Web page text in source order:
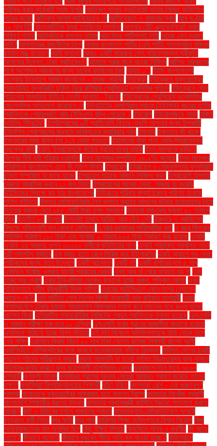
পুষ্টিকর করার কয়েকটি সহজ উপায় আতিকুল সালাম ক্যান্টনমেন্ট থানায় লিখিত অভিযোগ
দায়ের করেন আতিকুল সালাম জানিয়েছেন যে আতিথেয়তা ও খাবারের স্বাদ আধ ঘণ্টায়
২০ লাখ হিট আন্তর্জাতিক মুদ্রা তহবিলের সতর্কতা আপনার ঠোঁট এক্সফোলিয়েট করার
পরিপূর্ণ গাইড আফ্রিদিকে বললেন তামিম আম দিয়ে পাটিসাপটা পিঠা আমরা কেন ভ্রমণ
করি? আমলাতন্ত্র রাজনীতির চাপে আমার বাংলাদেশ পার্টির (এবি পার্টি) সদস্যসচিব মজিবুর
রহমান মঞ্জু বলেছেন আমি ক্লান্ত আরও একটি কারখানা পেল পরিবেশবান্ধব স্বীকৃতি
আসকের উদ্বেগ: ঢাকা প্রতিবেদন" আসামে গরুর মাংস খাওয়া নিষিদ্ধ আসিফ নজরুলের
সঙ্গে অশোভন আচরণের জন্য তারেক রহমানের নিন্দা আহত ১". ইইউ বাংলাদেশের
সংস্কার উদ্যোগে সমর্থন জানালেন - হাদজা লাহবিব ইউক্রেন ইউক্রেনে যুক্তরাষ্ট্রের
প্রস্তাবিত যুদ্ধবিরতি চুক্তি নিয়ে রাশিয়ার প্রেসিডেন্ট ভ্লাদিমির পুতিনে ইউক্রেনে সেনা
পাঠানোর সম্ভাবনা উড়িয়ে দেননি কানাডা - ট্রুডো ইউক্রেনের প্রেসিডেন্ট ভলোদিমির
জেলেনস্কি অভিযোগ করেছেন যে ইউনাইটেড কমার্শিয়াল ব্যাংক (ইউসিবি) বছরের তৃতীয়
প্রান্তিকে শেয়ারপ্রতি আয় (ইপিএস) বৃদ্ধি পেয়েছে। ইউরোপ ইউরোপজুড়ে সাড়া ইঙ্গিত
ডাউনিং স্ট্রিটের" ইনস্টাগ্রামের ৬টি প্রাইভেসি ফিচার যেগুলি আপনার জন্য উপকারী
ইন্টার্নশিপ প্রোগ্রামের মাধ্যমে ভবিষ্যতের ক্যারিয়ার গঠন ইফতার ইফতারে কী খাবেন
ইফতারের সময় রাসুল (সা.) যে দোয়া পড়তেন ইয়ামালের বাঁকা পথে মেসি-ম্যারাডোনার
স্বপ্নের বাড়ি ইরান: ইসরায়েলকে কঠোর প্রতিশোধের হুমকি ইলন মাস্ককে ছাড়িয়ে
বিশ্বের শীর্ষ ধনী পরিবার ওয়ালটন ইলন মাস্কের সম্পত্তি ১৯.২% কমেছে ইলন মাস্কের
স্টারলিংক বাংলাদেশে এলে কী সুফল মিলবে ইসরায়েল ইসরায়েল ও হেজবুল্লাহর যুদ্ধবিরতি
চুক্তি সম্পর্কিত যা জানা যাচ্ছে ইসরায়েল মাইকে আজান নিষিদ্ধ করল ইসরায়েলি হামলায়
বৈরুতে আবাসিক ভবনে ১১ জন নিহত ইসরায়েলের সাবেক সেনা: 'গাজায় যা করেছি
উইন্ডিজের বিপক্ষে বড় হার বাংলাদেশের উড়িরচরে পরিবার কল্যাণকেন্দ্র পরিণত হয়েছে
পুলিশ ফাঁড়িতে উত্তর মেসিডোনিয়ায় নৈশ ক্লাবে ভয়াবহ আগুনের ঘটনায় হতাহতদের নিয়ে
উত্তরা ব্যাংক দেবে ১৪৫ কোটি টাকা নগদ লভ্যাংশ উত্তরা ব্যাংকের মুনাফা ৫০ শতাংশ
বৃদ্ধি উত্তীর্ণ ৮৩ উদ্ধার উপদেষ্টা হাসান আরিফ আর বেঁচে নেই উরুগুয়ে ও ব্রাজিলের
বিপক্ষে শক্তিশালী দল ঘোষণা মেসিদের এ আর রহমানের পারিশ্রমিক কত এ বছর ফিতরার
সর্বনিম্ন পরিমাণ ১১০ টাকা এবং সর্বোচ্চ ২ হাজার ৮০৫ টাকা নির্ধারণ করা হয়েছে এআই
এআই এর প্রভাব: গুগল ৩০০০০ কর্মীকে ছাঁটাইয়ের পথে এআই প্রযুক্তি সম্বলিত নতুন
দুটি ল্যাপটপ বাজারে এক ম্যাচ হাতে রেখে সিরিজ জয় টাইগারদের একই অ্যাপে সব সেবা:
পর্যটকদের জন্য নতুন উদ্যোগ একটি আন্দোলন একটি বই একটি বার্গারের দাম ৫ লাখ
একদিনে সর্বোচ্চ ওমরাহ যাত্রী প্রবাহের রেকর্ড এখন আর না খেয়ে থাকতে হয় না এবং
তারুণ্যের দ্রোহ এবার চীন-রাশিয়া থেকেও ছড়ানো হচ্ছে গুজব: শফিকুল আলম এবার
পাকিস্তানে শহীদ বুদ্ধিজীবী দিবস পালিত এবারের আইপিএলে কোন দলের নেতৃত্বে
আছেন কে?. এবি পার্টিতে যোগ দিলেন বিশিষ্ট ব্যবসায়ী আবু রাইয়ান আশয়ারী এয়ার
অ্যাম্বুলেন্সে ঢাকার হজরত শাহজালাল বিমানবন্দর ত্যাগ করে লন্ডনের পথে রওনা হলেন
খালেদা জিয়া এশিয়াটিক ল্যাবরেটরিজ লিমিটেড প্রথম প্রান্তিকে মুনাফা করেছে এসএসসি
ও সমমান পরীক্ষা শুরু হবে ১০ এপ্রিল এসএসসি ফরম পূরণের সময়সীমা বাড়ানো হয়েছে
এ্যানিকে পাঠানো হচ্ছে বিশ্ব সাঁতারে ওই দিন বিকেলে অলিউল্লাহকে বাড়ি থেকে তুলে
নেয় পুলিশ ওয়ালটন ফ্রিজ কিনে ২০ লাখ টাকা পেলেন কলেজ শিক্ষার্থী রাশেদ আলী
ওয়াশিংটনে হেলিকপ্টারের সঙ্গে সংঘর্ষে উড়োজাহাজ নদীতে বিধ্বস্ত কমিশন দেশের চারটি
প্রদেশ গঠনের পরিকল্পনা করছে কয়লা আমদানি না হওয়া পর্যন্ত বিদ্যুৎকেন্দ্র বন্ধ থাকবে
কয়লাসঙ্কটের কারণে বন্ধ মহেশখালী তাপবিদ্যুৎ কেন্দ্র করমজলে তিন দিনে ৭৫০০
দর্শনার্থী কর্ণফুলী টানেল কলসিন্দুর গ্রামের অদম্য মেয়েরা আবারও প্রমাণ করেছে তাদের
দক্ষতা কলাম্বিয়া বিশ্ববিদ্যালয়ের শিক্ষার্থী কাঁচা মরিচে কানপাকা রোগ - এক গুরুত্বপুর্ণ
সমস্যা কানাডাকে যুক্তরাষ্ট্রের অঙ্গরাজ্য হতে বললেন ট্রাম্প কানাডায় নিখোঁজ প্রবাসী
বাংলাদেশি শিক্ষার্থীর মরদেহ উদ্ধার কানাডার প্রধানমন্ত্রী জাস্টিন ট্রুডো পদত্যাগ করতে
যাচ্ছেন কান্ট ও হিউমের দর্শনে গাজালির প্রভাব কাভার্ডভ্যান-মোটরসাইকেল সংঘর্ষে
ছাত্রদল কর্মী নিহত কার ক্ষতি কার লাভ কারিগরি শিক্ষা অধিদপ্তরে বিশাল নিয়োগ কিছু
অধিনায়কত্বের নাম অনুমিত ছিল কিছু ইঙ্গিত মিলছে কিডনিতে পাথর ও করণীয় কী আছে
তাতে? কীভাবে খাবেন? কীভাবে বুঝবেন শীতে পানি কম খাওয়া হচ্ছে? কুড়িগ্রামে